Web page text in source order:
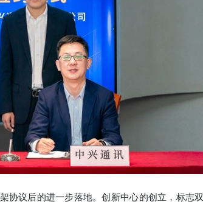
协议后的进一步落地。创新中心的创立，标志双